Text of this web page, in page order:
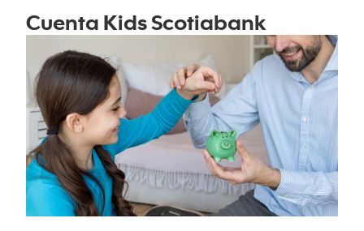
Cuenta Kids Scotiabank